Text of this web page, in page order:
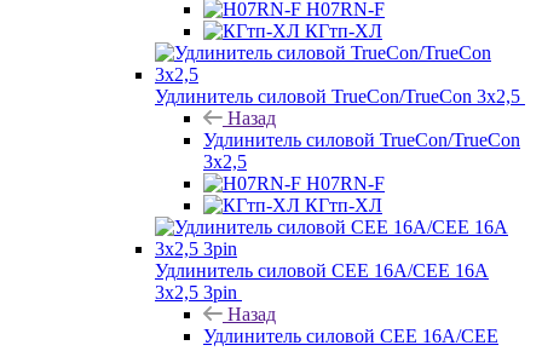
H07RN-F
КГтп-ХЛ
Удлинитель силовой TrueCon/TrueCon 3х2,5
Назад
Удлинитель силовой TrueCon/TrueCon
3х2,5
H07RN-F
КГтп-ХЛ
Удлинитель силовой CEE 16A/CEE 16A
3х2,5 3pin
Назад
Удлинитель силовой CEE 16A/CEE